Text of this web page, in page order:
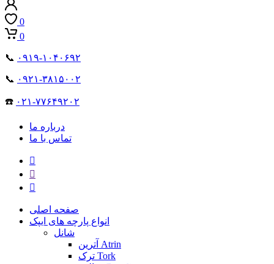
0
0
📞 ۰۹۱۹-۱۰۴۰۶۹۲
📞 ۰۹۲۱-۳۸۱۵۰۰۲
☎️ ۰۲۱-۷۷۶۴۹۲۰۲
درباره ما
تماس با ما
صفحه اصلی
انواع پارچه های ایپک
شانل
آترین Atrin
ترک Tork